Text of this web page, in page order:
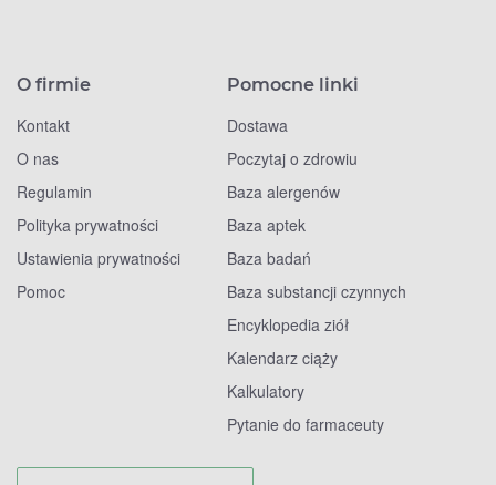
O firmie
Kontakt
O nas
Regulamin
Polityka prywatności
Ustawienia prywatności
Pomoc
Pomocne linki
Dostawa
Poczytaj o zdrowiu
Baza alergenów
Baza aptek
Baza badań
Baza substancji czynnych
Encyklopedia ziół
Kalendarz ciąży
Kalkulatory
Pytanie do farmaceuty